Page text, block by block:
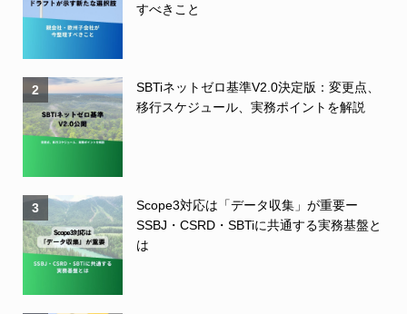
すべきこと
2
SBTiネットゼロ基準V2.0決定版：変更点、
移行スケジュール、実務ポイントを解説
3
Scope3対応は「データ収集」が重要ー
SSBJ・CSRD・SBTiに共通する実務基盤と
は